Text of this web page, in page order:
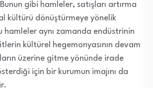
gibi hamleler, satışları artırma
kültürü dönüştürmeye yönelik
hamleler aynı zamanda endüstrinin
kültürel hegemonyasının devam
üzerine gitme yönünde irade
için bir kurumun imajını da